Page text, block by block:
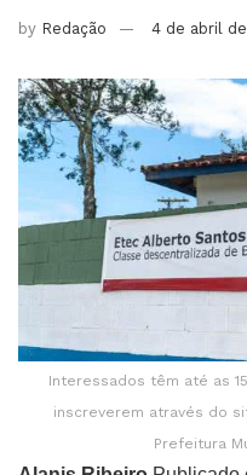
by Redação 4 de abril
Interessados têm até as
inscreverem através do
Prefeitura